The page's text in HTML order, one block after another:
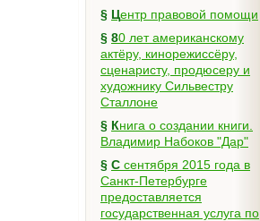
§
Центр правовой помощи
§ 80 лет американскому
актёру, кинорежиссёру,
сценаристу, продюсеру и
художнику Сильвестру
Сталлоне
§ Книга о создании книги.
Владимир Набоков "Дар"
§ С сентября 2015 года в
Санкт-Петербурге
предоставляется
государственная услуга по